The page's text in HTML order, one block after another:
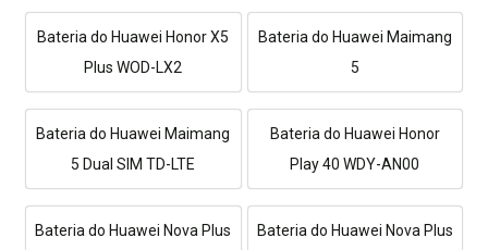
Bateria do Huawei Honor X5
Plus WOD-LX2
Bateria do Huawei Maimang
5
Bateria do Huawei Maimang
5 Dual SIM TD-LTE
Bateria do Huawei Honor
Play 40 WDY-AN00
Bateria do Huawei Nova Plus
Bateria do Huawei Nova Plus